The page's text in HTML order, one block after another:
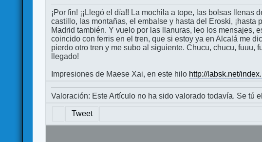
¡Por fin! ¡¡Llegó el día!! La mochila a tope, las bolsas
castillo, las montañas, el embalse y hasta del Eroski, ¡hasta
Madrid también. Y vuelo por las llanuras, leo los mensajes,
coincido con ferris en el tren, que si estoy ya en Alcalá me
pierdo otro tren y me subo al siguiente. Chucu, chucu, fuuu,
llegado!
Impresiones de Maese Xai, en este hilo http://labsk.net/
Valoración: Este Artículo no ha sido valorado todavía. Se tú
Tweet